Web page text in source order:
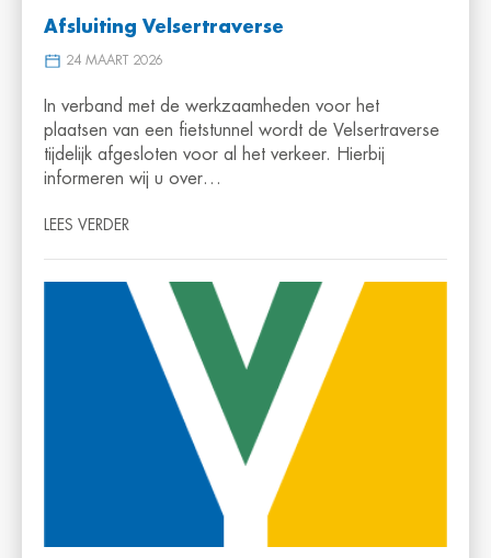
Afsluiting Velsertraverse
24 MAART 2026
In verband met de werkzaamheden voor het
plaatsen van een fietstunnel wordt de Velsertraverse
tijdelijk afgesloten voor al het verkeer. Hierbij
informeren wij u over…
LEES VERDER